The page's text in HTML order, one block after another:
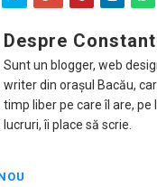
Despre
Sunt un blogger, web
writer din orașul Bacău,
timp liber pe care îl are, pe
lucruri, îi place să scrie.